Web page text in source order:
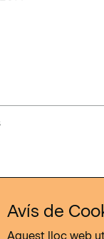
Avís de
Aquest lloc web